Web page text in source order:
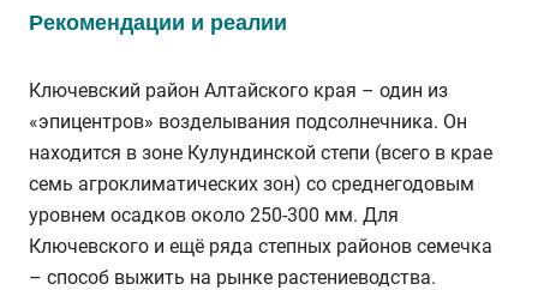
Рекомендации и реалии
Ключевский район Алтайского края – один из
«эпицентров» возделывания подсолнечника. Он
находится в зоне Кулундинской степи (всего в крае
семь агроклиматических зон) со среднегодовым
уровнем осадков около 250-300 мм. Для
Ключевского и ещё ряда степных районов семечка
– способ выжить на рынке растениеводства.